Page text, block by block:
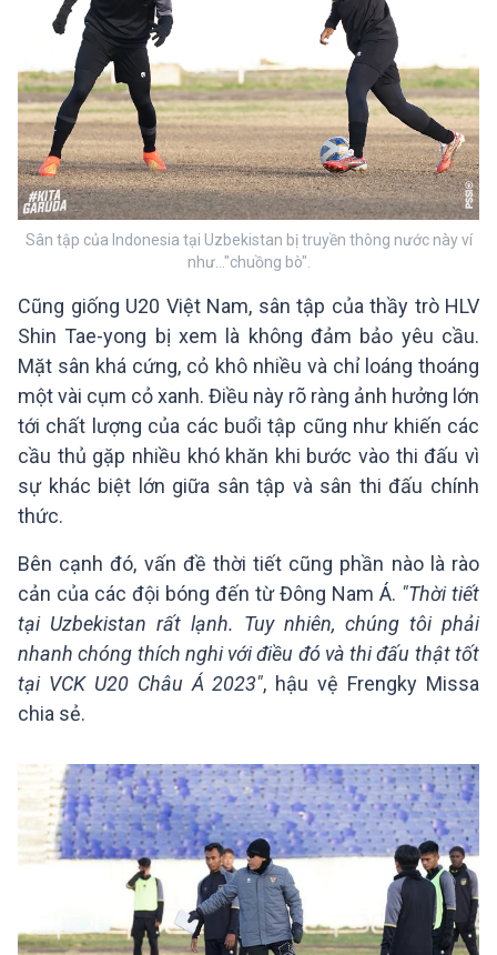
Sân tập của Indonesia tại Uzbekistan bị truyền thông nước này ví
như..."chuồng bò".
Cũng giống U20 Việt Nam, sân tập của thầy trò HLV
Shin Tae-yong bị xem là không đảm bảo yêu cầu.
Mặt sân khá cứng, cỏ khô nhiều và chỉ loáng thoáng
một vài cụm cỏ xanh. Điều này rõ ràng ảnh hưởng lớn
tới chất lượng của các buổi tập cũng như khiến các
cầu thủ gặp nhiều khó khăn khi bước vào thi đấu vì
sự khác biệt lớn giữa sân tập và sân thi đấu chính
thức.
Bên cạnh đó, vấn đề thời tiết cũng phần nào là rào
cản của các đội bóng đến từ Đông Nam Á. "Thời tiết
tại Uzbekistan rất lạnh. Tuy nhiên, chúng tôi phải
nhanh chóng thích nghi với điều đó và thi đấu thật tốt
tại VCK U20 Châu Á 2023", hậu vệ Frengky Missa
chia sẻ.